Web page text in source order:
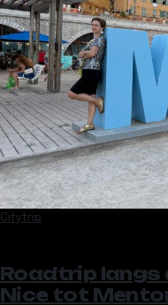
Citytrip
Roadtrip langs
Nice tot